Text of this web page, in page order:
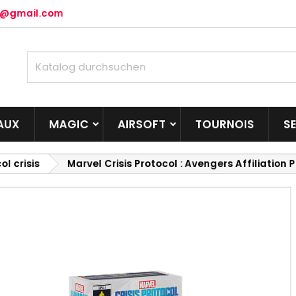
MAGIC AIRSOFT TOURNOIS
crisis Marvel Crisis Protocol : Avengers Affiliation